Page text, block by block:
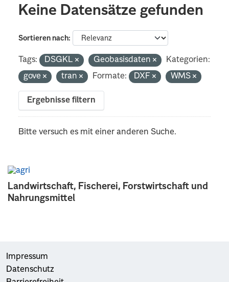
Landwirtschaft, Fischerei, Forstwirtschaft und
Nahrungsmittel
Keine Datensätze gefunden
Sortieren nach
Tags: DSGKL Geobasisdaten
Kategorien:
gove
tran Formate: DXF WMS
Ergebnisse filtern
Bitte versuch es mit einer anderen Suche.
Impressum
Datenschutz